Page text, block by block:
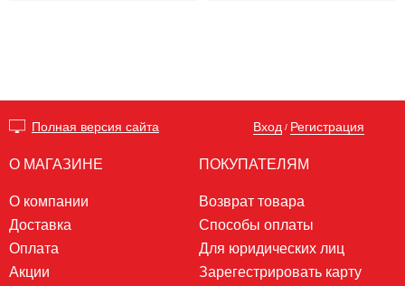
Полная версия сайта Вход / Регистрация
О МАГАЗИНЕ
О компании
Доставка
Оплата
Акции
ПОКУПАТЕЛЯМ
Возврат товара
Способы оплаты
Для юридических лиц
Зарегестрировать карту